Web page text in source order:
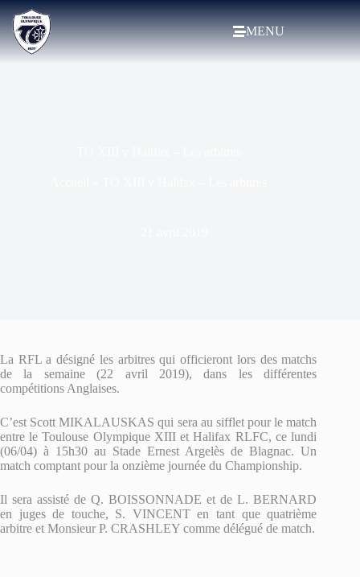
MENU
La RFL a désigné les arbitres qui officieront lors des matchs
de la semaine (22 avril 2019), dans les différentes
compétitions Anglaises.
C’est Scott MIKALAUSKAS qui sera au sifflet pour le match
entre le Toulouse Olympique XIII et Halifax RLFC, ce lundi
(06/04) à 15h30 au Stade Ernest Argelès de Blagnac. Un
match comptant pour la onzième journée du Championship.
Il sera assisté de Q. BOISSONNADE et de L. BERNARD
en juges de touche, S. VINCENT en tant que quatrième
arbitre et Monsieur P. CRASHLEY comme délégué de match.